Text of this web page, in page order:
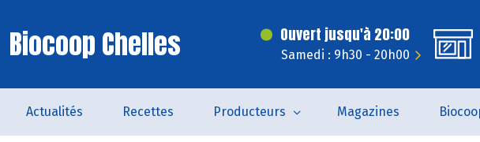
Biocoop Chelles Ouvert jusqu'à 20:00
Samedi : 9h30 - 20h00
Actualités Recettes Producteurs Magazines